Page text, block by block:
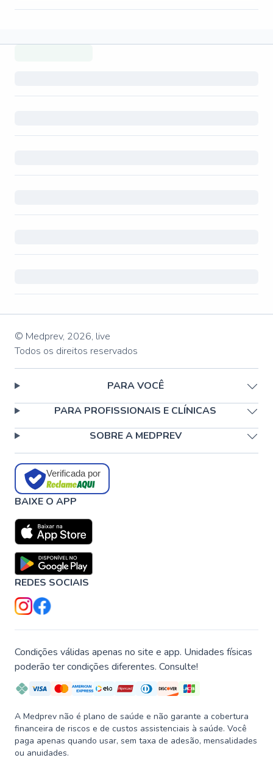
© Medprev, 2026, live
Todos os direitos reservados
PARA VOCÊ
PARA PROFISSIONAIS E CLÍNICAS
SOBRE A MEDPREV
Verificada por
BAIXE O APP
REDES SOCIAIS
Condições válidas apenas no site e app. Unidades físicas
poderão ter condições diferentes. Consulte!
A Medprev não é plano de saúde e não garante a cobertura
financeira de riscos e de custos assistenciais à saúde. Você
paga apenas quando usar, sem taxa de adesão, mensalidades
ou anuidades.